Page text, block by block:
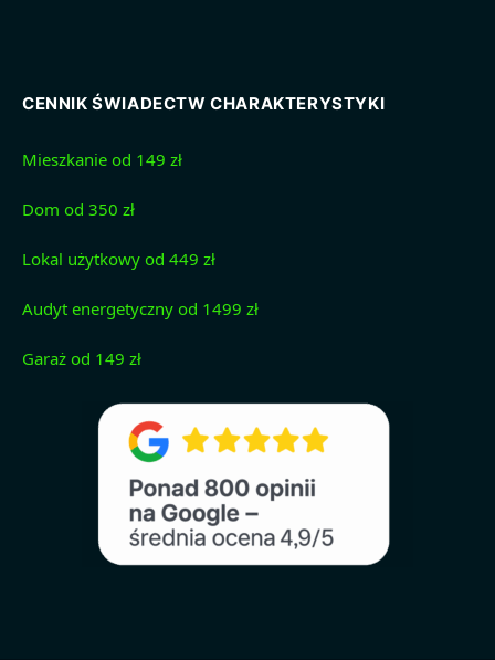
CENNIK ŚWIADECTW CHARAKTERYSTYKI
Mieszkanie od 149 zł
Dom od 350 zł
Lokal użytkowy od 449 zł
Audyt energetyczny od 1499 zł
Garaż od 149 zł